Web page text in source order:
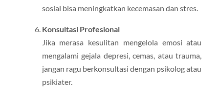
sosial bisa meningkatkan kecemasan dan stres.
Konsultasi Profesional
Jika merasa kesulitan mengelola emosi atau
mengalami gejala depresi, cemas, atau trauma,
jangan ragu berkonsultasi dengan psikolog atau
psikiater.